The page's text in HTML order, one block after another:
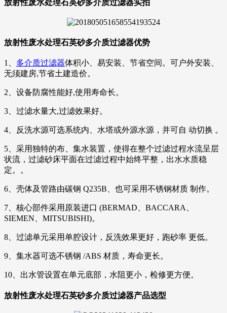
放射性废水处理石英砂多介质过滤器实拍
放射性废水处理石英砂多介质过滤器优势
1、 多介质过滤器体积小、易安装、节省空间。可户外安装、
无须建房,节省土建造价。
2、设备防腐性能好,使用寿命长。
3、过滤水量大,过滤效果好。
4、反洗水源可选系统内、水塔或外源水源，并可自 动切换 。
5、采用独特的布、集水装置，使得在整个过滤过程水流呈层
状流，过滤砂床平面在过滤过程中始终平整，出水水质稳
定。。
6、壳体及管路由碳钢 Q235B、也可采用不锈钢材质 制作。
7、核心部件采用原装进口 (BERMAD、BACCARA、
SIEMEN、MITSUBISHI)。
8、过滤单元采用单腔设计，反洗效果更好，跑砂率 更低。
9、集水器可选不锈钢 /ABS 材质，寿命更长。
10、出水管设置在单元底部，水阻更小，检修更方便。
放射性废水处理石英砂多介质过滤器产品选型